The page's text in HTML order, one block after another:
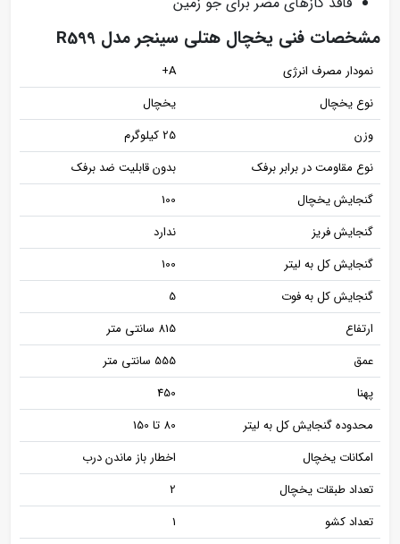
مشخصات فنی یخچال هتلی سینجر مدل R599
نمودار مصرف انرژی
A+
نوع یخچال
یخچال
وزن
25 کیلوگرم
نوع مقاومت در برابر برفک
بدون قابلیت ضد برفک
گنجایش یخچال
100
گنجایش فریز
ندارد
گنجایش کل به لیتر
100
گنجایش کل به فوت
5
ارتفاع
815 سانتی متر
عمق
555 سانتی متر
پهنا
450
محدوده گنجایش کل به لیتر
80 تا 150
امکانات یخچال
اخطار باز ماندن درب
تعداد طبقات یخچال
2
تعداد کشو
1